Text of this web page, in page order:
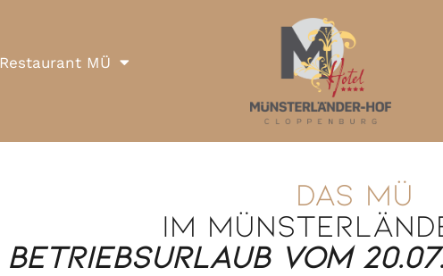
Restaurant MÜ
Das MÜ
im
Betriebsurlaub vom